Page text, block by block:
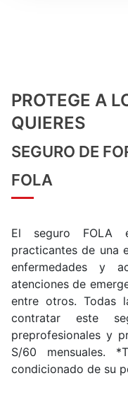
PROTEGE A
QUIERES
SEGURO DE
FOLA
El seguro FOLA
practicantes de una
enfermedades y
atenciones de
entre otros. Todas
contratar este
preprofesionales y
S/60 mensuales.
condicionado de su